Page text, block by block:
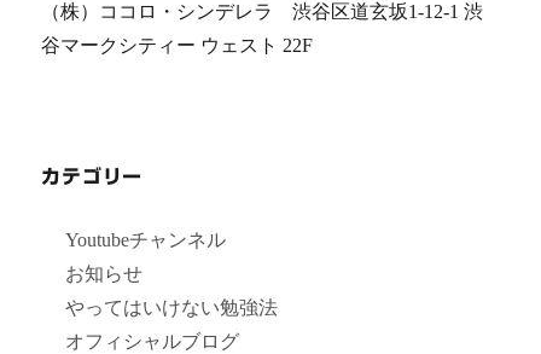
ン
（株）ココロ・シンデレラ 渋谷区道玄坂1-12-1 渋
谷マークシティー ウェスト 22F
カテゴリー
Youtubeチャンネル
お知らせ
やってはいけない勉強法
オフィシャルブログ